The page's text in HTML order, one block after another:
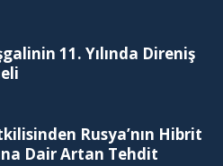
11. Yılında Direniş
Rusya’nın Hibrit
Dair Artan Tehdit